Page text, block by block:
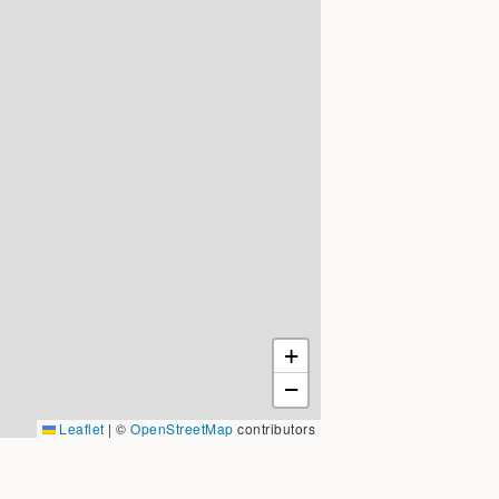
en dat zijn er
+
−
Leaflet | © OpenStreetMap contributors